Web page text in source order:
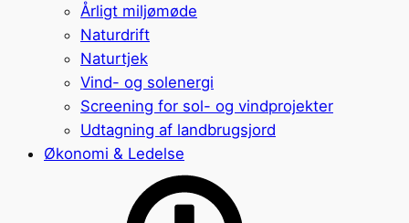
Årligt miljømøde
Naturdrift
Naturtjek
Vind- og solenergi
Screening for sol- og vindprojekter
Udtagning af landbrugsjord
Økonomi & Ledelse